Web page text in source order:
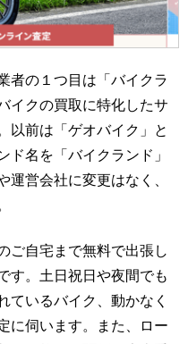
者の１つ目は「バイクラ
イクの買取に特化したサ
以前は「ゲオバイク」と
ド名を「バイクランド」
運営会社に変更はなく、
ご自宅まで無料で出張し
す。土日祝日や夜間でも
ているバイク、動かなく
に伺います。また、ロー